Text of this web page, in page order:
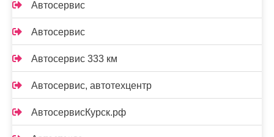
Автосервис
Автосервис
Автосервис 333 км
Автосервис, автотехцентр
АвтосервисКурск.рф